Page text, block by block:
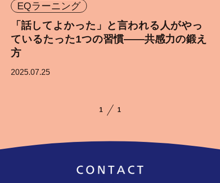
EQラーニング
「話してよかった」と言われる人がやっ
ているたった1つの習慣——共感力の鍛え
方
2025.07.25
1 1